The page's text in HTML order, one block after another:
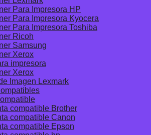
Para Impresora HP
Para Impresora Kyocera
Para Impresora Toshiba
Ricoh
Samsung
Xerox
impresora
Xerox
Imagen Lexmark
compatible Brother
compatible Canon
compatible Epson